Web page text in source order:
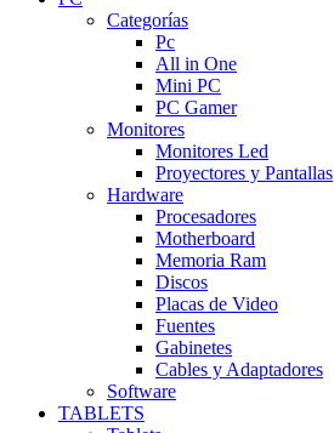
Categorías
Pc
All in One
Mini PC
PC Gamer
Monitores
Monitores Led
Proyectores y Pantallas
Hardware
Procesadores
Motherboard
Memoria Ram
Discos
Placas de Video
Fuentes
Gabinetes
Cables y Adaptadores
Software
TABLETS